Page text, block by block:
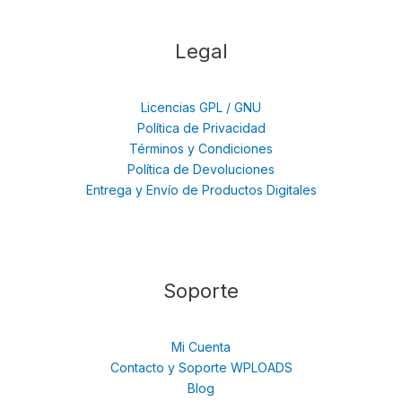
Legal
Licencias GPL / GNU
Política de Privacidad
Términos y Condiciones
Política de Devoluciones
Entrega y Envío de Productos Digitales
Soporte
Mi Cuenta
Contacto y Soporte WPLOADS
Blog